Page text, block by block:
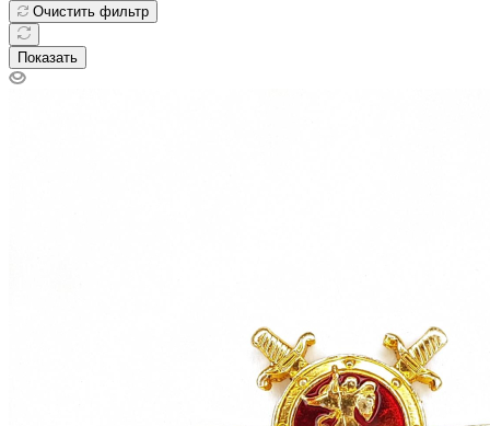
Очистить фильтр
Показать